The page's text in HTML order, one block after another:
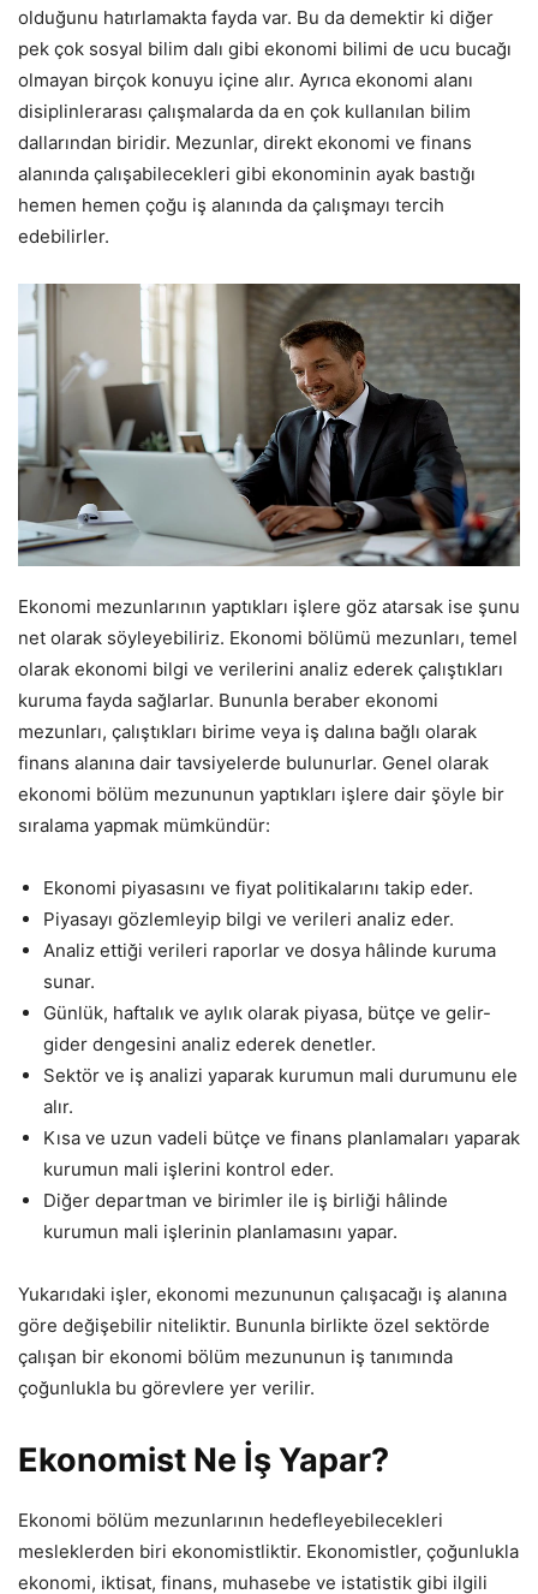
olduğunu hatırlamakta fayda var. Bu da demektir ki diğer
pek çok sosyal bilim dalı gibi ekonomi bilimi de ucu bucağı
olmayan birçok konuyu içine alır. Ayrıca ekonomi alanı
disiplinlerarası çalışmalarda da en çok kullanılan bilim
dallarından biridir. Mezunlar, direkt ekonomi ve finans
alanında çalışabilecekleri gibi ekonominin ayak bastığı
hemen hemen çoğu iş alanında da çalışmayı tercih
edebilirler.
Ekonomi mezunlarının yaptıkları işlere göz atarsak ise şunu
net olarak söyleyebiliriz. Ekonomi bölümü mezunları, temel
olarak ekonomi bilgi ve verilerini analiz ederek çalıştıkları
kuruma fayda sağlarlar. Bununla beraber ekonomi
mezunları, çalıştıkları birime veya iş dalına bağlı olarak
finans alanına dair tavsiyelerde bulunurlar. Genel olarak
ekonomi bölüm mezununun yaptıkları işlere dair şöyle bir
sıralama yapmak mümkündür:
Ekonomi piyasasını ve fiyat politikalarını takip eder.
Piyasayı gözlemleyip bilgi ve verileri analiz eder.
Analiz ettiği verileri raporlar ve dosya hâlinde kuruma
sunar.
Günlük, haftalık ve aylık olarak piyasa, bütçe ve gelir-
gider dengesini analiz ederek denetler.
Sektör ve iş analizi yaparak kurumun mali durumunu ele
alır.
Kısa ve uzun vadeli bütçe ve finans planlamaları yaparak
kurumun mali işlerini kontrol eder.
Diğer departman ve birimler ile iş birliği hâlinde
kurumun mali işlerinin planlamasını yapar.
Yukarıdaki işler, ekonomi mezununun çalışacağı iş alanına
göre değişebilir niteliktir. Bununla birlikte özel sektörde
çalışan bir ekonomi bölüm mezununun iş tanımında
çoğunlukla bu görevlere yer verilir.
Ekonomist Ne İş Yapar?
Ekonomi bölüm mezunlarının hedefleyebilecekleri
mesleklerden biri ekonomistliktir. Ekonomistler, çoğunlukla
ekonomi, iktisat, finans, muhasebe ve istatistik gibi ilgili